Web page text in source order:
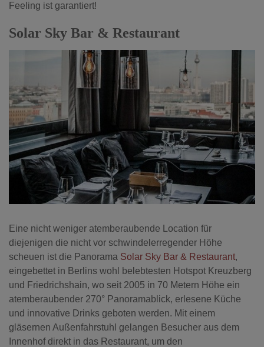
Feeling ist garantiert!
Solar Sky Bar & Restaurant
Eine nicht weniger atemberaubende Location für
diejenigen die nicht vor schwindelerregender Höhe
scheuen ist die Panorama Solar Sky Bar & Restaurant,
eingebettet in Berlins wohl belebtesten Hotspot Kreuzberg
und Friedrichshain, wo seit 2005 in 70 Metern Höhe ein
atemberaubender 270° Panoramablick, erlesene Küche
und innovative Drinks geboten werden. Mit einem
gläsernen Außenfahrstuhl gelangen Besucher aus dem
Innenhof direkt in das Restaurant, um den